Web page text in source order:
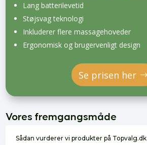
Lang batterilevetid
Støjsvag teknologi
Inkluderer flere massagehoveder
Ergonomisk og brugervenligt design
Se prisen her
Vores fremgangsmåde
Sådan vurderer vi produkter på Topvalg.dk